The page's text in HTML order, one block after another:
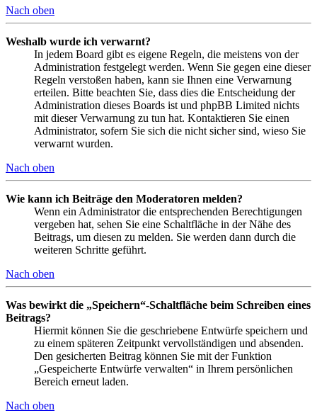
Nach oben
Weshalb wurde ich verwarnt?
In jedem Board gibt es eigene Regeln, die meistens von der
Administration festgelegt werden. Wenn Sie gegen eine dieser
Regeln verstoßen haben, kann sie Ihnen eine Verwarnung
erteilen. Bitte beachten Sie, dass dies die Entscheidung der
Administration dieses Boards ist und phpBB Limited nichts
mit dieser Verwarnung zu tun hat. Kontaktieren Sie einen
Administrator, sofern Sie sich die nicht sicher sind, wieso Sie
verwarnt wurden.
Nach oben
Wie kann ich Beiträge den Moderatoren melden?
Wenn ein Administrator die entsprechenden Berechtigungen
vergeben hat, sehen Sie eine Schaltfläche in der Nähe des
Beitrags, um diesen zu melden. Sie werden dann durch die
weiteren Schritte geführt.
Nach oben
Was bewirkt die „Speichern“-Schaltfläche beim Schreiben eines
Beitrags?
Hiermit können Sie die geschriebene Entwürfe speichern und
zu einem späteren Zeitpunkt vervollständigen und absenden.
Den gesicherten Beitrag können Sie mit der Funktion
„Gespeicherte Entwürfe verwalten“ in Ihrem persönlichen
Bereich erneut laden.
Nach oben